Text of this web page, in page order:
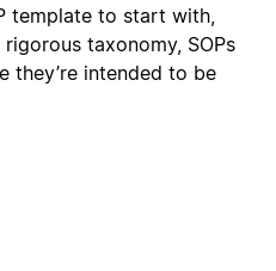
template to start with,
taxonomy, SOPs
they’re intended to be